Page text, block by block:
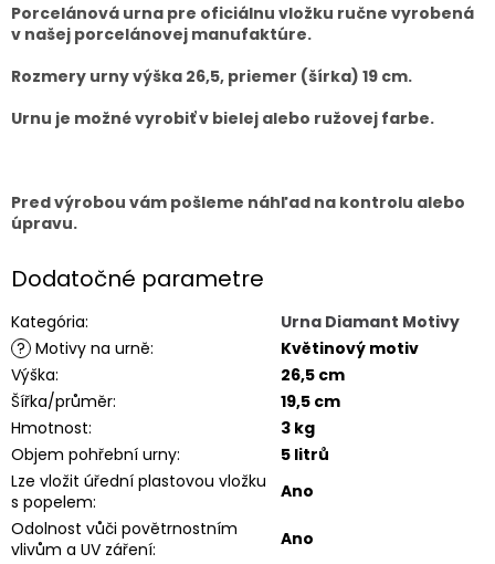
Porcelánová urna pre oficiálnu vložku ručne vyrobená
v našej porcelánovej manufaktúre.
Rozmery urny výška 26,5, priemer (šírka) 19 cm.
Urnu je možné vyrobiť v bielej alebo ružovej farbe.
Pred výrobou vám pošleme náhľad na kontrolu alebo
úpravu.
Dodatočné parametre
Kategória:
Urna Diamant Motivy
? Motivy na urně:
Květinový motiv
Výška:
26,5 cm
Šířka/průměr:
19,5 cm
Hmotnost:
3 kg
Objem pohřební urny:
5 litrů
Lze vložit úřední plastovou vložku
s popelem:
Ano
Odolnost vůči povětrnostním
vlivům a UV záření:
Ano